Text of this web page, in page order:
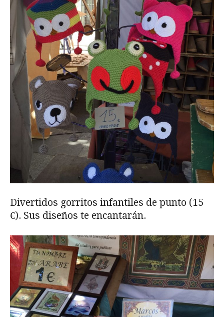
Divertidos gorritos infantiles de punto (15
€). Sus diseños te encantarán.